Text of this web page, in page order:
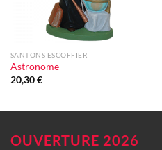
SANTONS ESCOFFIER
Astronome
20,30€
OUVERTURE 2026